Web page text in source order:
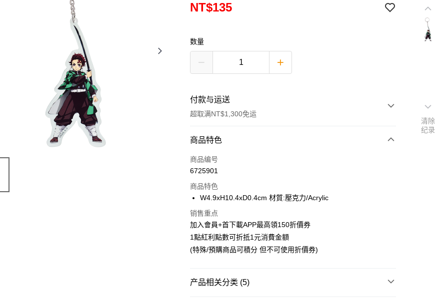
NT$135
数量
付款与运送
超取满NT$1,300免运
付款方式
信用卡一次付款
LINE Pay
Apple Pay
Google Pay
货到付款
商品特色
商品编号
6725901
商品特色
W4.9xH10.4xD0.4cm 材質:壓克力/Acrylic
销售重点
加入會員+首下載APP最高領150折價券
1點紅利點數可折抵1元消費金額
(特殊/預購商品可積分 但不可使用折價券)
产品相关分类 (5)
清除
纪录